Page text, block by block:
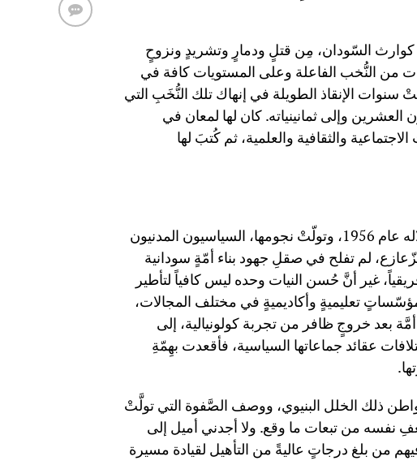
السّودان، مِن قتلٍ ودمارٍ وتشريدٍ ونزوحٍ
من النُّخب الفاعلة وعلى المستويات كافة في
الإنقاذ الطويلة في إنهاك تلك النُّخَبِ التي
وإلى ثمانينياته. كان لها لمعان في
والثقافية والعلمية، ثم كُتبَ لها
الصّفوة التي استوَتْ عيدانُها ساعةَ نال السُّودان استقلاله عام 1956، وتولّتْ نجومها، السياسيون المدنيون
لم تفلح في صقلِ جهود بناء أمّةٍ سودانية
غير أنَّ حُسن النيات وحده ليس كافياً لتأطير
تعليميةٍ وأكاديميةٍ في مختلف المجالات،
بعد خروجٍ ظافر من تجربة كولونيالية، إلى
عقائد جماعاتها السياسية، فأقعدت بهِمّةِ
ذلك الخلل البنيوي، ووصف الصَّفوة التي تولَّتْ
نفسه من تبعات ما وقع. ولا أجدني أميل إلى
من بلغ درجاتٍ عاليةً من التأهيل لقيادة مسيرة